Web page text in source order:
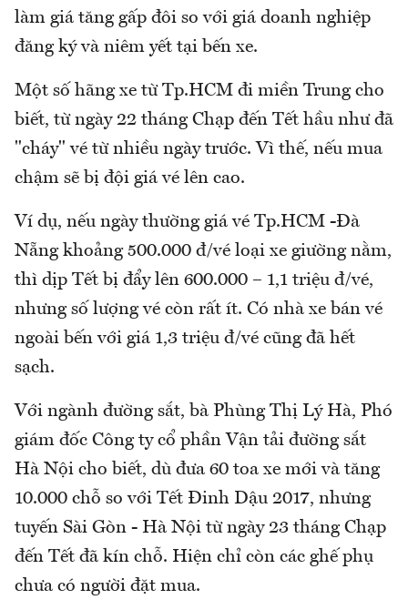
làm giá tăng gấp đôi so với giá doanh nghiệp
đăng ký và niêm yết tại bến xe.
Một số hãng xe từ Tp.HCM đi miền Trung cho
biết, từ ngày 22 tháng Chạp đến Tết hầu như đã
"cháy" vé từ nhiều ngày trước. Vì thế, nếu mua
chậm sẽ bị đội giá vé lên cao.
Ví dụ, nếu ngày thường giá vé Tp.HCM -Đà
Nẵng khoảng 500.000 đ/vé loại xe giường nằm,
thì dịp Tết bị đẩy lên 600.000 – 1,1 triệu đ/vé,
nhưng số lượng vé còn rất ít. Có nhà xe bán vé
ngoài bến với giá 1,3 triệu đ/vé cũng đã hết
sạch.
Với ngành đường sắt, bà Phùng Thị Lý Hà, Phó
giám đốc Công ty cổ phần Vận tải đường sắt
Hà Nội cho biết, dù đưa 60 toa xe mới và tăng
10.000 chỗ so với Tết Đinh Dậu 2017, nhưng
tuyến Sài Gòn - Hà Nội từ ngày 23 tháng Chạp
đến Tết đã kín chỗ. Hiện chỉ còn các ghế phụ
chưa có người đặt mua.